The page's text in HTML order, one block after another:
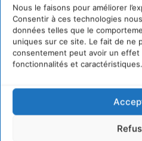
Nous le faisons pour améliorer
Consentir à ces technologies
données telles que le
uniques sur ce site. Le fait de ne
consentement peut avoir un effet
fonctionnalités et caractéristiques.